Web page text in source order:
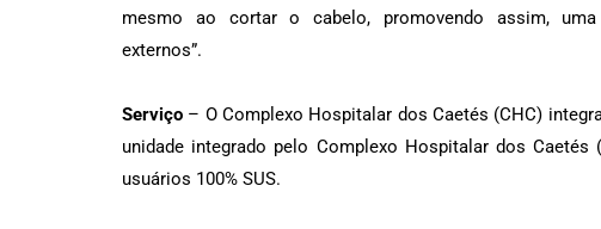
mesmo ao cortar o cabelo, promovendo assim,
Serviço – O Complexo Hospitalar dos Caetés (CHC)
unidade integrado pelo Complexo Hospitalar dos
usuários 100% SUS.